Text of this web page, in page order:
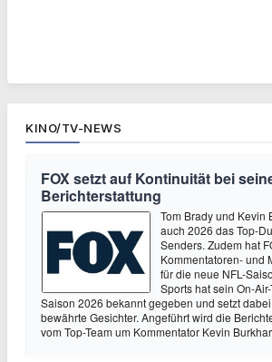
KINO/TV-NEWS
FOX setzt auf Kontinuität bei
Berichterstattung
Tom Brady und Kevin
auch 2026 das Top-
Senders. Zudem hat
Kommentatoren- und
für die neue NFL-
Sports hat sein On-
Saison 2026 bekannt gegeben und setzt
bewährte Gesichter. Angeführt wird die
vom Top-Team um Kommentator Kevin